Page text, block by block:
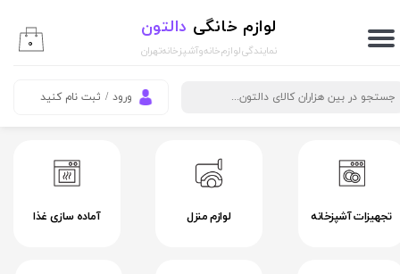
نمایندگی لوازم خانه و آشپزخانه تهران
لوازم خانگی دالتون
ورود / ثبت نام کنید
حساب کاربری من
خروج از حساب کاربری
۰
تجهیزات آشپزخانه آماده سازی غذا لوازم منزل